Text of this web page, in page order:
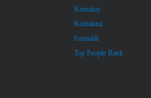
Kontakty
Kontaktní
formulář
Top People Rank